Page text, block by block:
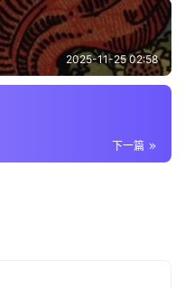
2025-11-25 02:58
下一篇